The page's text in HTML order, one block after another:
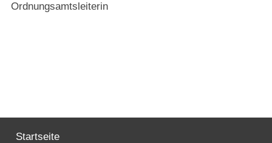
Ordnungsamtsleiterin
Startseite